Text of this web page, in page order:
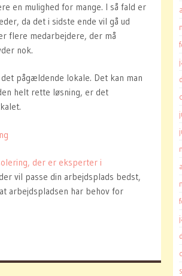
en mulighed for mange. I så fald er
da det i sidste ende vil gå ud
flere medarbejdere, der må
nok.
pågældende lokale. Det kan man
helt rette løsning, er det
der er eksperter i
vil passe din arbejdsplads bedst,
arbejdspladsen har behov for